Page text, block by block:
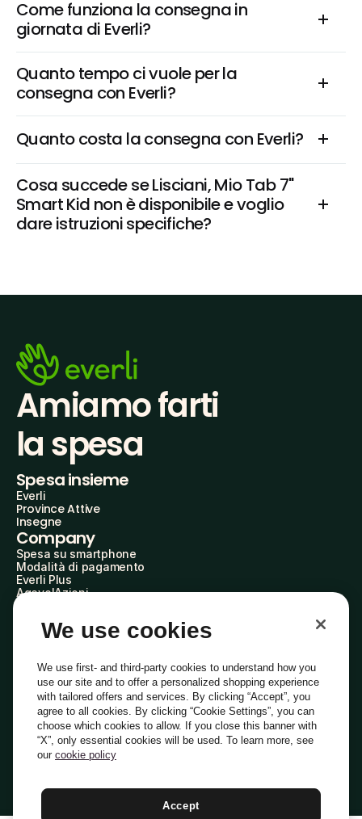
Come funziona la consegna in
giornata di Everli?
Quanto tempo ci vuole per la
consegna con Everli?
Quanto costa la consegna con Everli?
Cosa succede se Lisciani, Mio Tab 7''
Smart Kid non è disponibile e voglio
dare istruzioni specifiche?
Amiamo farti
la spesa
Spesa insieme
Everli
Province Attive
Insegne
Company
Spesa su smartphone
Modalità di pagamento
Everli Plus
AgevolAzioni
Everli Shoppers
Scopri chi siamo
Domande frequenti
Lavora con noi
Diventa Shopper
Investitori
PrivacyCookiePreferenze Cookie
Termini e Condizioni
Italiano
We use cookies
We use first- and third-party cookies to understand how you
use our site and to offer a personalized shopping experience
with tailored offers and services. By clicking “Accept”, you
agree to all cookies. By clicking “Cookie Settings”, you can
choose which cookies to allow. If you close this banner with
“X”, only essential cookies will be used. To learn more, see
our cookie policy
Accept